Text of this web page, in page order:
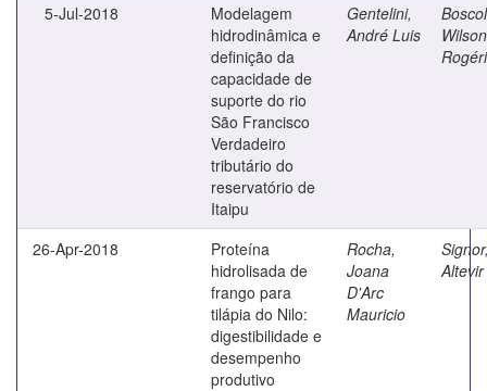
5-Jul-2018
Modelagem
hidrodinâmica e
definição da
capacidade de
suporte do rio
São Francisco
Verdadeiro
tributário do
reservatório de
Itaipu
Gentelini,
André Luis
Wilson
26-Apr-2018
Proteína
hidrolisada de
frango para
tilápia do Nilo:
digestibilidade e
desempenho
produtivo
Rocha,
Joana
D'Arc
Mauricio
Altevir